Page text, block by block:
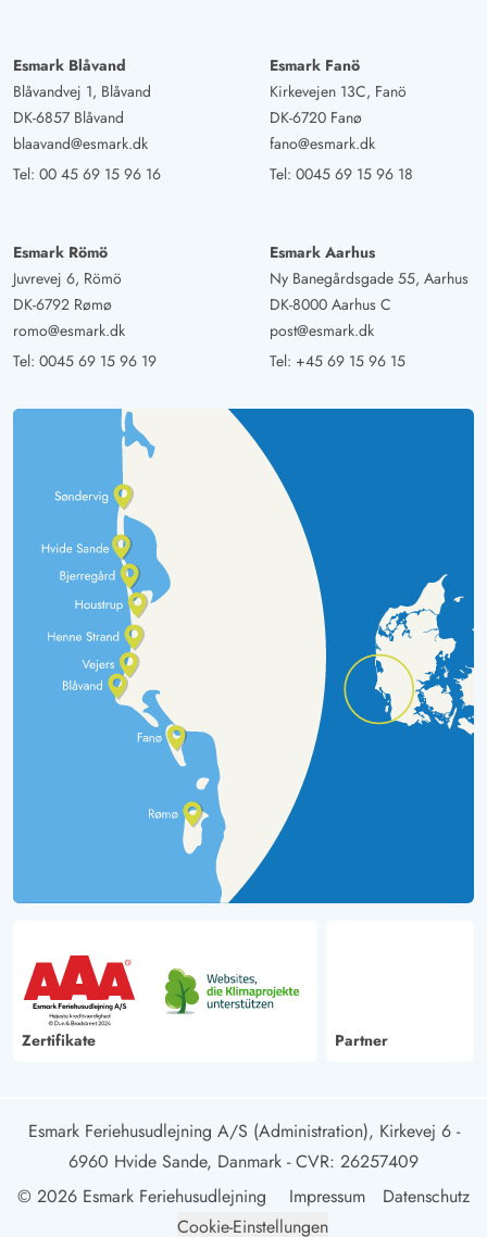
Esmark Blåvand
Blåvandvej 1, Blåvand
DK-6857 Blåvand
blaavand@esmark.dk
Tel: 00 45 69 15 96 16
Esmark Fanö
Kirkevejen 13C, Fanö
DK-6720 Fanø
fano@esmark.dk
Tel: 0045 69 15 96 18
Esmark Römö
Juvrevej 6, Römö
DK-6792 Rømø
romo@esmark.dk
Tel: 0045 69 15 96 19
Esmark Aarhus
Ny Banegårdsgade 55, Aarhus
DK-8000 Aarhus C
post@esmark.dk
Tel: +45 69 15 96 15
Zertifikate Partner
Esmark Feriehusudlejning A/S (Administration), Kirkevej 6 -
6960 Hvide Sande, Danmark - CVR: 26257409
© 2026 Esmark Feriehusudlejning
Impressum
Datenschutz
Cookie-Einstellungen